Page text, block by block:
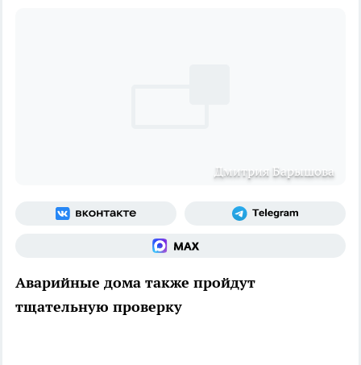
Дмитрия Барышова
Аварийные дома также пройдут
тщательную проверку